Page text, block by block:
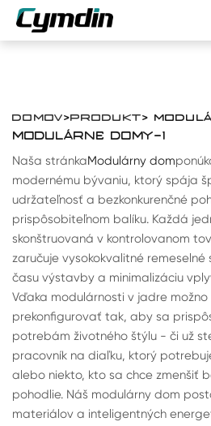
DOMOV>PRODUKT>
MODULÁRNE DOMY-1
Naša stránkaModulárny dom
modernému bývaniu, ktorý spája
udržateľnosť a bezkonkurenčné
prispôsobiteľnom balíku. Každá
skonštruovaná v kontrolovanom
zaručuje vysokokvalitné
času výstavby a minimalizáciu
Vďaka modulárnosti v jadre
prekonfigurovať tak, aby sa
potrebám životného štýlu - či už
pracovník na diaľku, ktorý
alebo niekto, kto sa chce zmenšiť
pohodlie. Náš modulárny dom
materiálov a inteligentných